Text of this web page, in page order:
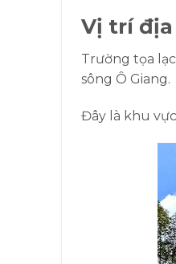
Vị trí
Trường tọa
sông Ô Giang.
Đây là khu